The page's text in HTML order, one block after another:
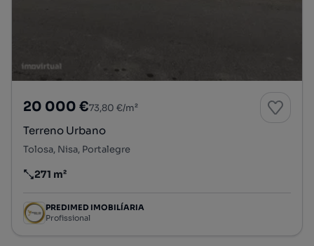
20 000 €73,80 €/m²
Terreno Urbano
Tolosa, Nisa, Portalegre
Preço por metro quadrado
271 m²
PREDIMED IMOBILÍARIA
Profissional